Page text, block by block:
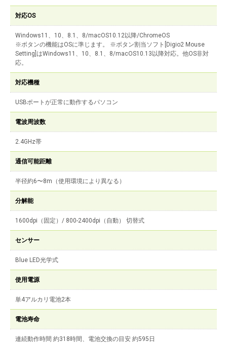
対応OS
Windows11、10、8.1、8/macOS10.12以降/ChromeOS
※ボタンの機能はOSに準じます。 ※ボタン割当ソフト[Digio2 Mouse
Setting]はWindows11、10、8.1、8/macOS10.13以降対応。他OS非対
応。
対応機種
USBポートが正常に動作するパソコン
電波周波数
2.4GHz帯
通信可能距離
半径約6〜8m（使用環境により異なる）
分解能
1600dpi（固定）/ 800-2400dpi（自動） 切替式
センサー
Blue LED光学式
使用電源
単4アルカリ電池2本
電池寿命
連続動作時間 約318時間、電池交換の目安 約595日